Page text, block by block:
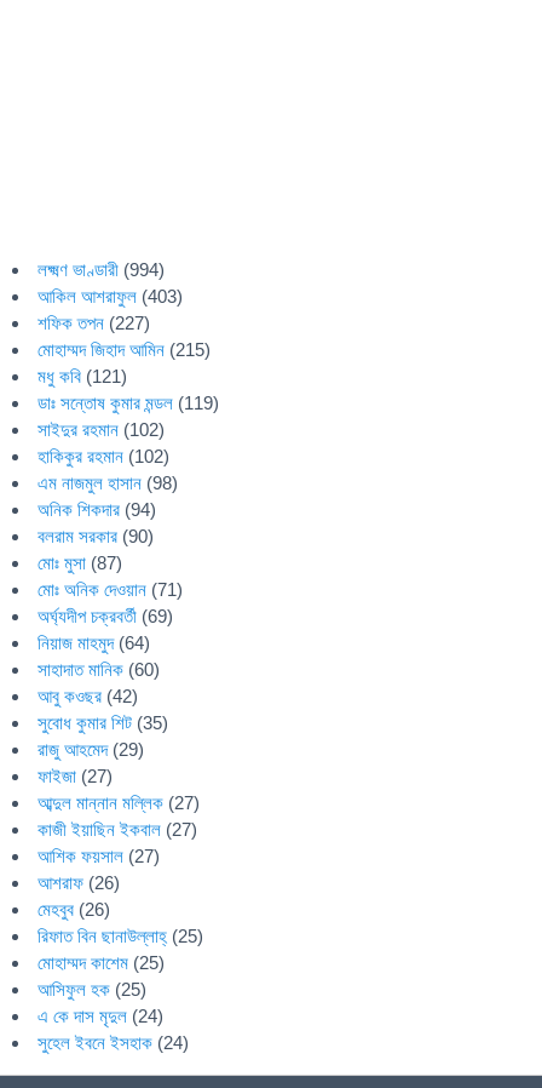
লক্ষ্মণ ভাণ্ডারী (994)
আকিল আশরাফুল (403)
শফিক তপন (227)
মোহাম্মদ জিহাদ আমিন (215)
মধু কবি (121)
ডাঃ সন্তোষ কুমার মন্ডল (119)
সাইদুর রহমান (102)
হাকিকুর রহমান (102)
এম নাজমুল হাসান (98)
অনিক শিকদার (94)
বলরাম সরকার (90)
মোঃ মুসা (87)
মোঃ অনিক দেওয়ান (71)
অর্ঘ্যদীপ চক্রবর্তী (69)
নিয়াজ মাহমুদ(64)
সাহাদাত মানিক (60)
আবু কওছর (42)
সুবোধ কুমার শিট (35)
রাজু আহমেদ(29)
ফাইজা (27)
আব্দুল মান্নান মল্লিক (27)
কাজী ইয়াছিন ইকবাল (27)
আশিক ফয়সাল (27)
আশরাফ (26)
মেহবুব (26)
রিফাত বিন ছানাউল্লাহ্ (25)
মোহাম্মদ কাশেম (25)
আসিফুল হক (25)
এ কে দাস মৃদুল (24)
সুহেল ইবনে ইসহাক (24)